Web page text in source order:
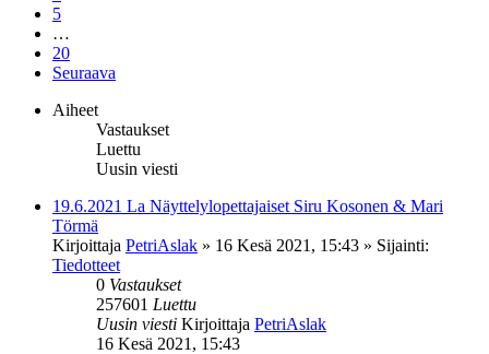
5
…
20
Seuraava
Aiheet
Vastaukset
Luettu
Uusin viesti
19.6.2021 La Näyttelylopettajaiset Siru Kosonen & Mari
Törmä
Kirjoittaja PetriAslak » 16 Kesä 2021, 15:43 » Sijainti:
Tiedotteet
0 Vastaukset
257601 Luettu
Uusin viesti Kirjoittaja PetriAslak
16 Kesä 2021, 15:43